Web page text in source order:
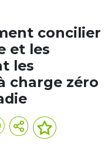
concilier
et les
les
charge zéro